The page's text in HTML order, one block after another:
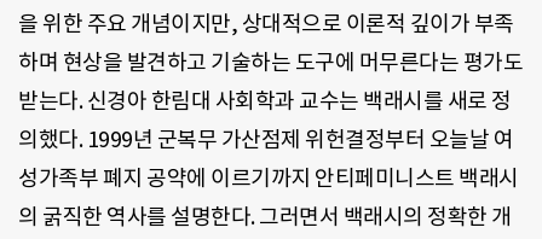
을 위한 주요 개념이지만, 상대적으로 이론적 깊이가 부족
하며 현상을 발견하고 기술하는 도구에 머무른다는 평가도
받는다. 신경아 한림대 사회학과 교수는 백래시를 새로 정
의했다. 1999년 군복무 가산점제 위헌결정부터 오늘날 여
성가족부 폐지 공약에 이르기까지 안티페미니스트 백래시
의 굵직한 역사를 설명한다. 그러면서 백래시의 정확한 개